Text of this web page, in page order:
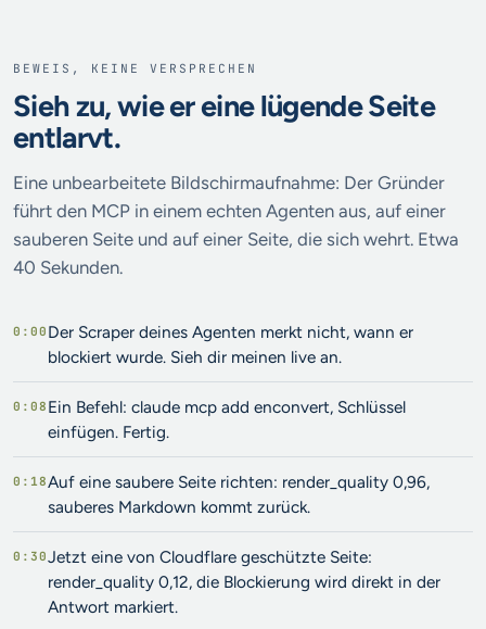
BEWEIS, KEINE VERSPRECHEN
Sieh zu, wie er eine lügende Seite
entlarvt.
Eine unbearbeitete Bildschirmaufnahme: Der Gründer
führt den MCP in einem echten Agenten aus, auf einer
sauberen Seite und auf einer Seite, die sich wehrt. Etwa
40 Sekunden.
0:00 Der Scraper deines Agenten merkt nicht, wann er
blockiert wurde. Sieh dir meinen live an.
0:08 Ein Befehl: claude mcp add enconvert, Schlüssel
einfügen. Fertig.
0:18Auf eine saubere Seite richten: render_quality 0,96,
sauberes Markdown kommt zurück.
0:30Jetzt eine von Cloudflare geschützte Seite:
render_quality 0,12, die Blockierung wird direkt in der
Antwort markiert.